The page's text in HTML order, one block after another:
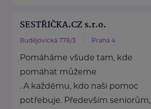
SESTŘIČKA.CZ s.r.o.
Budějovická 778/3 Praha 4
Pomáháme všude tam, kde
pomáhat můžeme
. A každému, kdo naši pomoc
potřebuje. Především seniorům,